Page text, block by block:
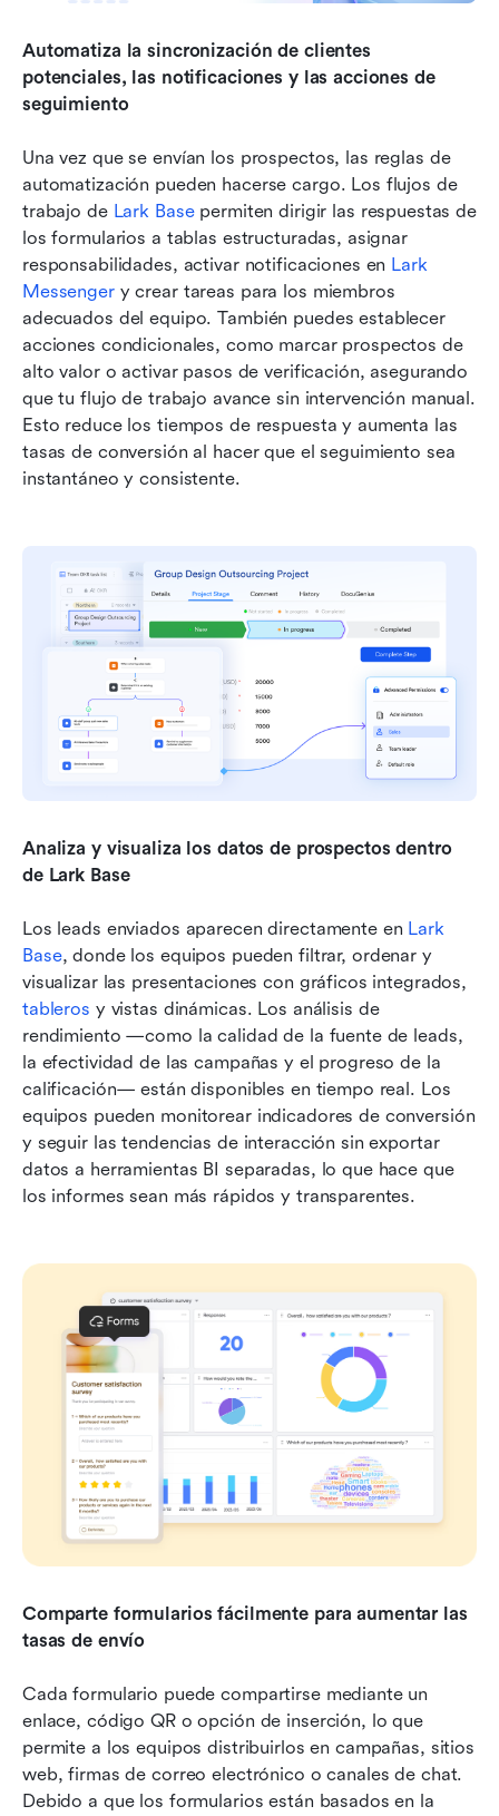
Automatiza la sincronización de clientes
potenciales, las notificaciones y las acciones de
seguimiento
Una vez que se envían los prospectos, las reglas de
automatización pueden hacerse cargo. Los flujos de
trabajo de Lark Base permiten dirigir las respuestas de
los formularios a tablas estructuradas, asignar
responsabilidades, activar notificaciones en Lark
Messenger y crear tareas para los miembros
adecuados del equipo. También puedes establecer
acciones condicionales, como marcar prospectos de
alto valor o activar pasos de verificación, asegurando
que tu flujo de trabajo avance sin intervención manual.
Esto reduce los tiempos de respuesta y aumenta las
tasas de conversión al hacer que el seguimiento sea
instantáneo y consistente.
Analiza y visualiza los datos de prospectos dentro
de Lark Base
Los leads enviados aparecen directamente en Lark
Base, donde los equipos pueden filtrar, ordenar y
tableros y vistas dinámicas. Los análisis de
rendimiento —como la calidad de la fuente de leads,
la efectividad de las campañas y el progreso de la
calificación— están disponibles en tiempo real. Los
equipos pueden monitorear indicadores de conversión
y seguir las tendencias de interacción sin exportar
datos a herramientas BI separadas, lo que hace que
los informes sean más rápidos y transparentes.
Comparte formularios fácilmente para aumentar las
tasas de envío
Cada formulario puede compartirse mediante un
enlace, código QR o opción de inserción, lo que
permite a los equipos distribuirlos en campañas, sitios
web, firmas de correo electrónico o canales de chat.
Debido a que los formularios están basados en la